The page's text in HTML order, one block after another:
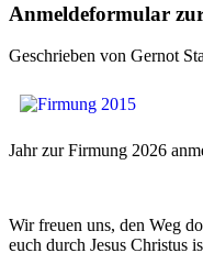
Anmeldeformular
Geschrieben von Gernot
Jahr zur Firmung 2026
Wir freuen uns, den Weg
euch durch Jesus Christus